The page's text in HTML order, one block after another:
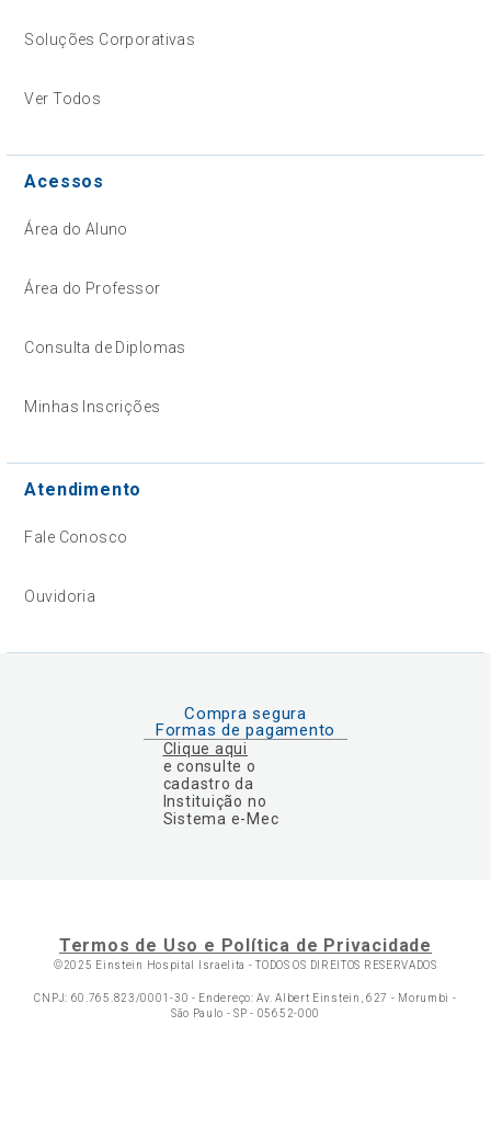
Soluções Corporativas
Ver Todos
Acessos
Área do Aluno
Área do Professor
Consulta de Diplomas
Minhas Inscrições
Atendimento
Fale Conosco
Ouvidoria
Compra segura
Formas de pagamento
Clique aqui
e consulte o
cadastro da
Instituição no
Sistema e-Mec
Termos de Uso e Política de Privacidade
©2025 Einstein Hospital Israelita -TODOS OS DIREITOS RESERVADOS
CNPJ: 60.765.823/0001-30 - Endereço: Av. Albert Einstein, 627 - Morumbi -
São Paulo - SP - 05652-000